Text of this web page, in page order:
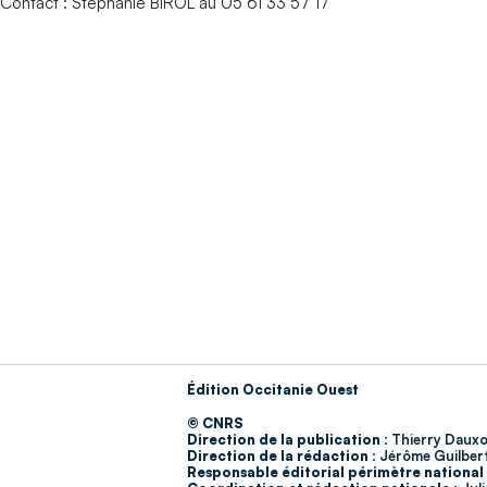
Édition Occitanie Ouest
© CNRS
Direction de la publication : Thierry
Direction de la rédaction : Jérôme
Responsable éditorial périmètre national